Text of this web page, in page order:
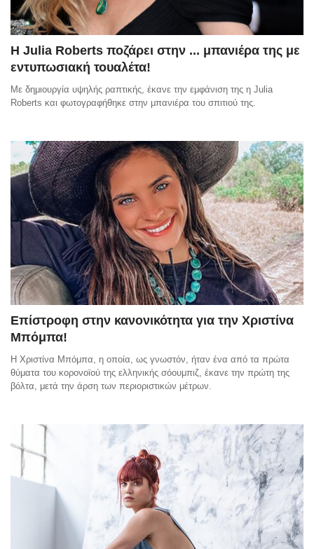
Η Julia Roberts ποζάρει στην ... μπανιέρα της με
εντυπωσιακή τουαλέτα!
Με δημιουργία υψηλής ραπτικής, έκανε την εμφάνιση της η Julia
Roberts και φωτογραφήθηκε στην μπανιέρα του σπιτιού της.
Επίστροφη στην κανονικότητα για την Χριστίνα
Μπόμπα!
Η Χριστίνα Μπόμπα, η οποία, ως γνωστόν, ήταν ένα από τα πρώτα
θύματα του κορονοϊού της ελληνικής σόουμπιζ, έκανε την πρώτη της
βόλτα, μετά την άρση των περιοριστικών μέτρων.